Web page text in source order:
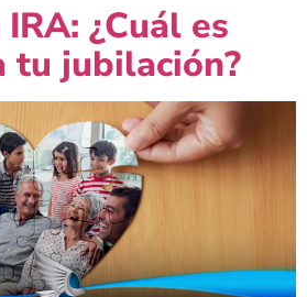
¿Cuál es
tu jubilación?